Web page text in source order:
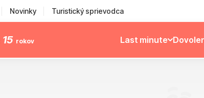
Novinky Turistický sprievodca
15 rokov Last minute